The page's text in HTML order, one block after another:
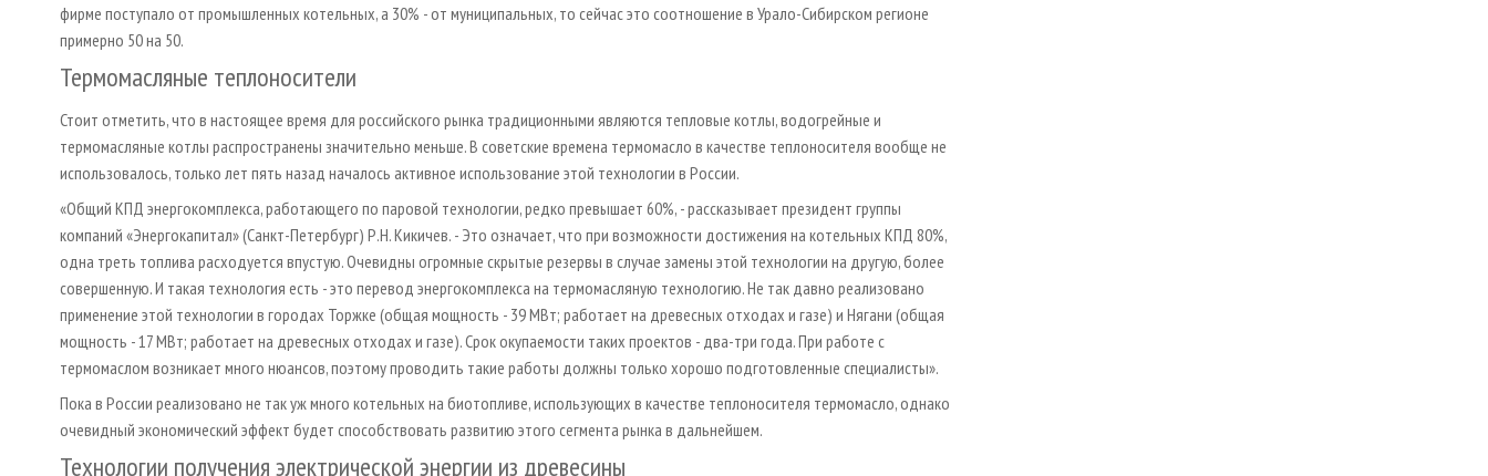
фирме поступало от промышленных котельных, а 30% - от муниципальных, то сейчас это соотношение в Урало-Сибирском регионе
примерно 50 на 50.
Термомасляные теплоносители
Стоит отметить, что в настоящее время для российского рынка традиционными являются тепловые котлы, водогрейные и
термомасляные котлы распространены значительно меньше. В советские времена термомасло в качестве теплоносителя вообще не
использовалось, только лет пять назад началось активное использование этой технологии в России.
«Общий КПД энергокомплекса, работающего по паровой технологии, редко превышает 60%, - рассказывает президент группы
компаний «Энергокапитал» (Санкт-Петербург) Р.Н. Кикичев. - Это означает, что при возможности достижения на котельных КПД 80%,
одна треть топлива расходуется впустую. Очевидны огромные скрытые резервы в случае замены этой технологии на другую, более
совершенную. И такая технология есть - это перевод энергокомплекса на термомасляную технологию. Не так давно реализовано
применение этой технологии в городах Торжке (общая мощность - 39 МВт; работает на древесных отходах и газе) и Нягани (общая
мощность - 17 МВт; работает на древесных отходах и газе). Срок окупаемости таких проектов - два-три года. При работе с
термомаслом возникает много нюансов, поэтому проводить такие работы должны только хорошо подготовленные специалисты».
Пока в России реализовано не так уж много котельных на биотопливе, использующих в качестве теплоносителя термомасло, однако
очевидный экономический эффект будет способствовать развитию этого сегмента рынка в дальнейшем.
Технологии получения электрической энергии из древесины